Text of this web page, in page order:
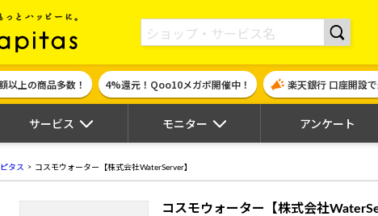
ポイント貯めて現金やギフト券に交換できるポイントサイト | ハピタ
以上の商品多数！ 4%還元！Qoo10メガポ開催中！ 楽天銀行 口座開設
サービス モニター アンケート
タス コスモウォーター【株式会社WaterServer】
コスモウォーター【株式会社